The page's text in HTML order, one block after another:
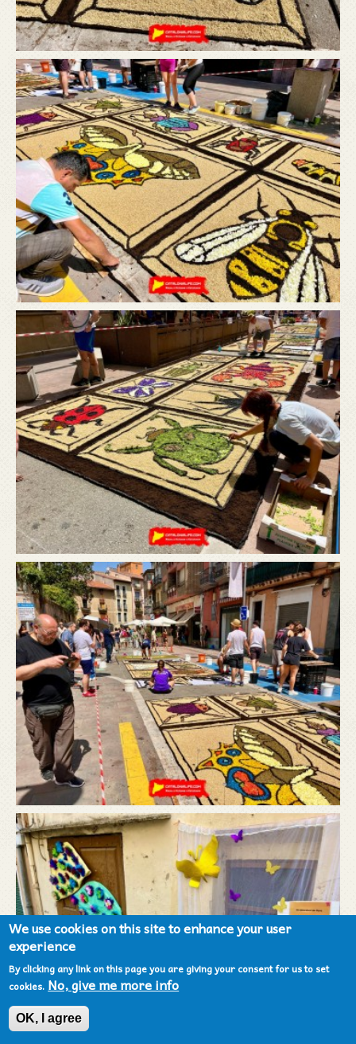
We use cookies on this site to enhance your user
experience
By clicking any link on this page you are giving your consent for us to set
cookies. No, give me more info
OK, I agree